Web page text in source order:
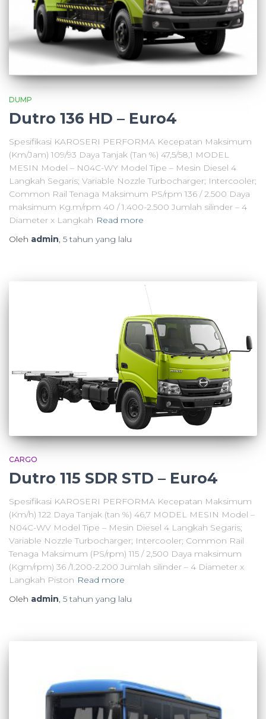
DUMP
Dutro 136 HD – Euro4
Spesifikasi KAROSERI PERFORMA Kecepatan Maksimum
(Km/Jam) 109/93 Daya Tanjak (Tan %) 47,5/58,1 MODEL
MESIN Model – N04C-WY Model Tipe – Mesin Diesel 4
Langkah Segaris; Variable Nozzle Turbocharger; Intercooler;
Common Rail Tenaga Maksimum PS/rpm 136 / 2.500 Daya
maksimum Kg.m/rpm 40 / 1.400-2.500 Jumlah silinder – 4
Diameter x Langkah Read more
Oleh admin 5 tahun yang lalu
CARGO
Dutro 115 SDR STD – Euro4
Spesifikasi KAROSERI PERFORMA Kecepatan Maksimum
(Km/h) 122 Daya Tanjak (tan %) 46,7 MODEL MESIN Model –
N04C-WV Model Tipe – Mesin Diesel 4 Langkah Segaris;
Variable Nozzle Turbocharger; Intercooler; Common Rail
Tenaga Maksimum (PS/rpm) 115 / 2,500 Daya maksimum
(Kgm/rpm) 36 /1.200-2.200 Jumlah silinder – 4 Diameter x
Langkah Piston Read more
Oleh admin, 5 tahun yang lalu